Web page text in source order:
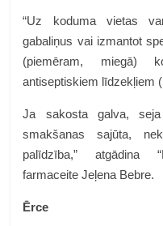
“Uz koduma vietas
gabaliņus vai izmantot
(piemēram, miegā)
antiseptiskiem līdzekļiem
Ja sakosta galva,
smakšanas sajūta,
palīdzība,” atgādina
farmaceite Jeļena Bebre.
Ērce